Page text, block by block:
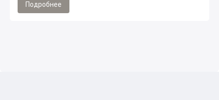
Подробнее